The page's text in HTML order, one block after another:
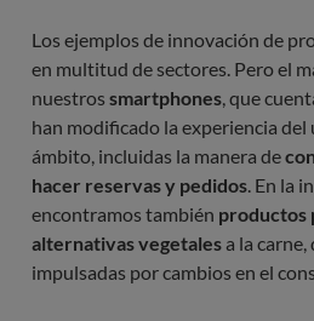
Los ejemplos de innovación de
en multitud de sectores. Pero el
nuestros smartphones , que
han modificado la experiencia
ámbito, incluidas la manera de
hacer reservas y pedidos . En la
encontramos también productos
alternativas vegetales a la
impulsadas por cambios en el